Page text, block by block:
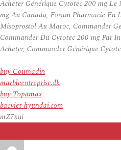
Acheter Générique Cytotec 200 mg
mg Au Canada, Forum Pharmacie En
Misoprostol Au Maroc, Commander
Commander Du Cytotec 200 mg Par
Acheter, Commander Générique
buy Coumadin
marbleentreprise.dk
buy Topamax
bacviet-hyundai.com
mZ7xui